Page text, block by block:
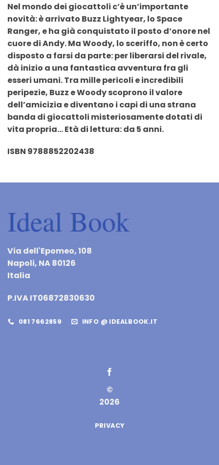
Nel mondo dei giocattoli c’è un’importante
novità: è arrivato Buzz Lightyear, lo Space
Ranger, e ha già conquistato il posto d’onore nel
cuore di Andy. Ma Woody, lo sceriffo, non è certo
disposto a farsi da parte: per liberarsi del rivale,
dà inizio a una fantastica avventura fra gli
esseri umani. Tra mille pericoli e incredibili
peripezie, Buzz e Woody scoprono il valore
dell’amicizia e diventano i capi di una strana
banda di giocattoli misteriosamente dotati di
vita propria… Età di lettura: da 5 anni.
ISBN 9788852202438
Via dell'Epomeo, 108
Napoli, NA 80126
Italia
P.IVA IT06872830630
081 7662859 INFO @ IDEALBOOK.IT
©
2026
PRIVACY